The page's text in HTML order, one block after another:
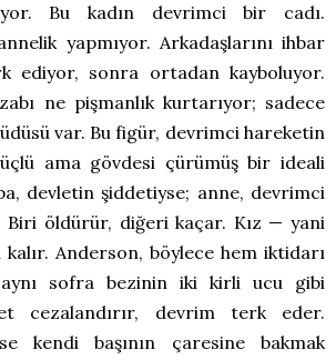
Bu kadın devrimci bir cadı.
yapmıyor. Arkadaşlarını ihbar
ediyor, sonra ortadan kayboluyor.
ne pişmanlık kurtarıyor; sadece
var. Bu figür, devrimci hareketin
ama gövdesi çürümüş bir ideali
devletin şiddetiyse; anne, devrimci
Biri öldürür, diğeri kaçar. Kız — yani
Anderson, böylece hem iktidarı
sofra bezinin iki kirli ucu gibi
cezalandırır, devrim terk eder.
kendi başının çaresine bakmak